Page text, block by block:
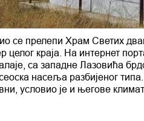
се прелепи Храм Светих
целог краја. На интернет
са западне Лазовића
насеља разбијеног
условио је и његове